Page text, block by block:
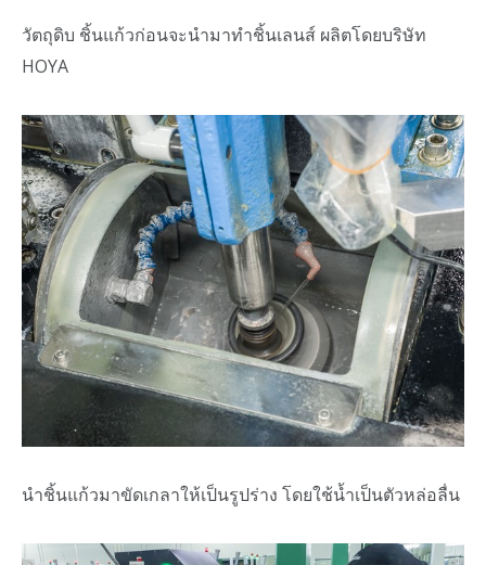
วัตถุดิบ ชิ้นแก้วก่อนจะนำมาทำชิ้นเลนส์ ผลิตโดยบริษัท
HOYA
นำชิ้นแก้วมาขัดเกลาให้เป็นรูปร่าง โดยใช้น้ำเป็นตัวหล่อลื่น